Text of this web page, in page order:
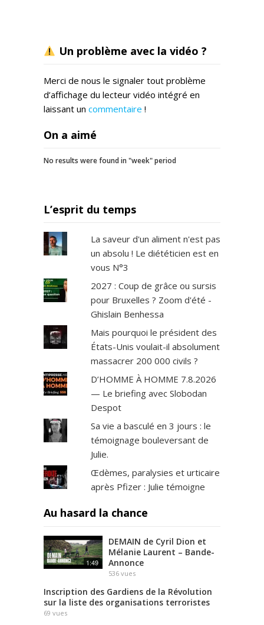
Un problème avec la vidéo ?
Merci de nous le signaler tout problème
d’affichage du lecteur vidéo intégré en
laissant un commentaire !
On a aimé
No results were found in "week" period
L’esprit du temps
La saveur d'un aliment n'est pas
un absolu ! Le diététicien est en
vous N°3
2027 : Coup de grâce ou sursis
pour Bruxelles ? Zoom d'été -
Ghislain Benhessa
Mais pourquoi le président des
États-Unis voulait-il absolument
massacrer 200 000 civils ?
D’HOMME À HOMME 7.8.2026
— Le briefing avec Slobodan
Despot
Sa vie a basculé en 3 jours : le
témoignage bouleversant de
Julie.
Œdèmes, paralysies et urticaire
après Pfizer : Julie témoigne
Au hasard la chance
1:49
DEMAIN de Cyril Dion et
Mélanie Laurent – Bande-
Annonce
536 vues
Inscription des Gardiens de la Révolution
sur la liste des organisations terroristes
69 vues